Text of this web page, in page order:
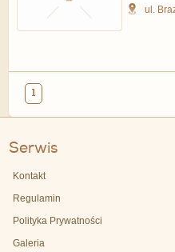
ul.
1
Serwis
Kontakt
Regulamin
Polityka Prywatności
Galeria